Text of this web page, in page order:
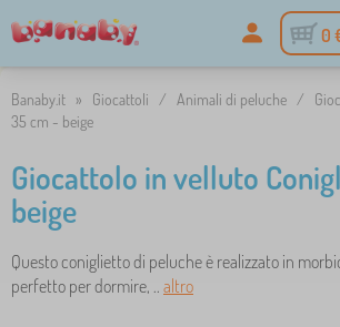
0
Banaby.it » Giocattoli / Animali di peluche /
35 cm - beige
Giocattolo in velluto
beige
Questo coniglietto di peluche è realizzato in
perfetto per dormire, .. altro